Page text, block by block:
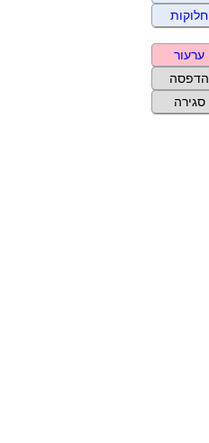
חלוקות
ערעור
הדפסה
סגירה